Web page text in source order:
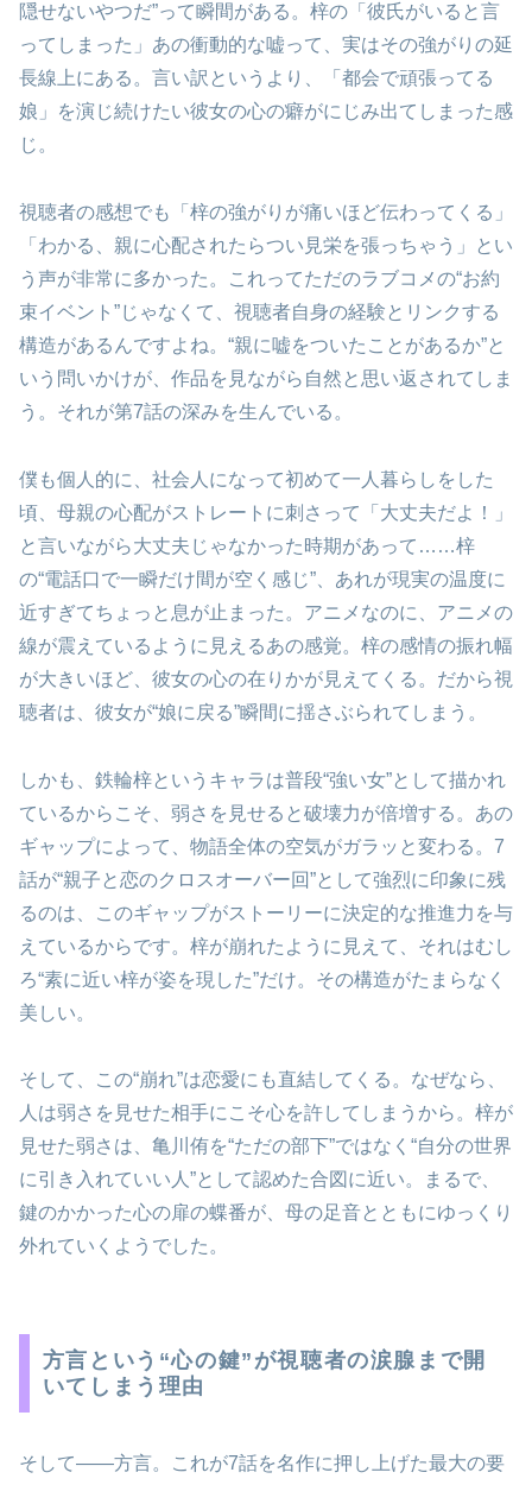
隠せないやつだ”って瞬間がある。梓の「彼氏がいると言
ってしまった」あの衝動的な嘘って、実はその強がりの延
長線上にある。言い訳というより、「都会で頑張ってる
娘」を演じ続けたい彼女の心の癖がにじみ出てしまった感
じ。
視聴者の感想でも「梓の強がりが痛いほど伝わってくる」
「わかる、親に心配されたらつい見栄を張っちゃう」とい
う声が非常に多かった。これってただのラブコメの“お約
束イベント”じゃなくて、視聴者自身の経験とリンクする
構造があるんですよね。“親に嘘をついたことがあるか”と
いう問いかけが、作品を見ながら自然と思い返されてしま
う。それが第7話の深みを生んでいる。
僕も個人的に、社会人になって初めて一人暮らしをした
頃、母親の心配がストレートに刺さって「大丈夫だよ！」
と言いながら大丈夫じゃなかった時期があって……梓
の“電話口で一瞬だけ間が空く感じ”、あれが現実の温度に
近すぎてちょっと息が止まった。アニメなのに、アニメの
線が震えているように見えるあの感覚。梓の感情の振れ幅
が大きいほど、彼女の心の在りかが見えてくる。だから視
聴者は、彼女が“娘に戻る”瞬間に揺さぶられてしまう。
しかも、鉄輪梓というキャラは普段“強い女”として描かれ
ているからこそ、弱さを見せると破壊力が倍増する。あの
ギャップによって、物語全体の空気がガラッと変わる。7
話が“親子と恋のクロスオーバー回”として強烈に印象に残
るのは、このギャップがストーリーに決定的な推進力を与
えているからです。梓が崩れたように見えて、それはむし
ろ“素に近い梓が姿を現した”だけ。その構造がたまらなく
美しい。
そして、この“崩れ”は恋愛にも直結してくる。なぜなら、
人は弱さを見せた相手にこそ心を許してしまうから。梓が
見せた弱さは、亀川侑を“ただの部下”ではなく“自分の世界
に引き入れていい人”として認めた合図に近い。まるで、
鍵のかかった心の扉の蝶番が、母の足音とともにゆっくり
外れていくようでした。
方言という“心の鍵”が視聴者の涙腺まで開
いてしまう理由
そして――方言。これが7話を名作に押し上げた最大の要